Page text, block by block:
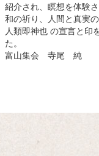
紹介され、瞑想を体験
和の祈り、人間と真実
人類即神也 の宣言と印
た。
富山集会 寺尾 純